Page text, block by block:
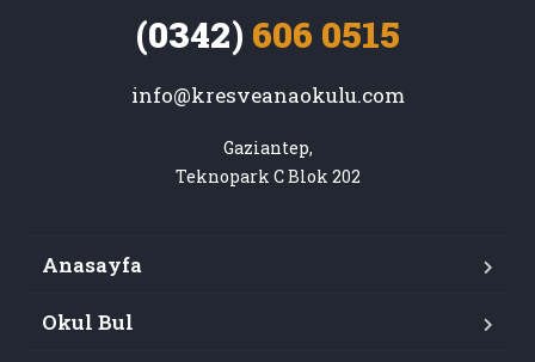
(0342) 606 0515
info@kresveanaokulu.com
Gaziantep,
Teknopark C Blok 202
Anasayfa
Okul Bul